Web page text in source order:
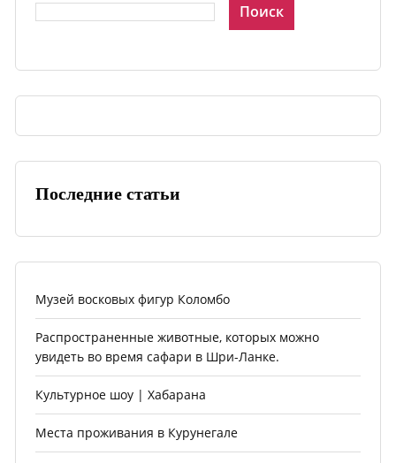
Поиск
Последние статьи
Музей восковых фигур Коломбо
Распространенные животные, которых можно
увидеть во время сафари в Шри-Ланке.
Культурное шоу | Хабарана
Места проживания в Курунегале